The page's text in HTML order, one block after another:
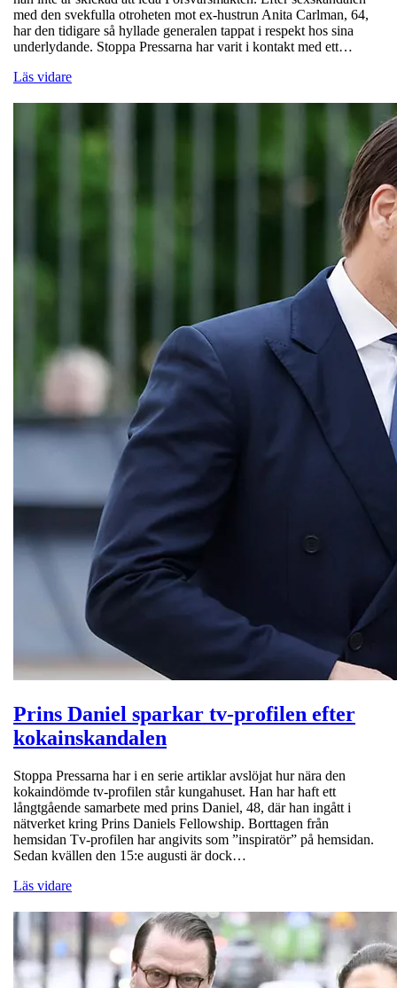
med den svekfulla otroheten mot ex-hustrun Anita Carlman, 64,
har den tidigare så hyllade generalen tappat i respekt hos sina
underlydande. Stoppa Pressarna har varit i kontakt med ett…
Läs vidare
Prins Daniel sparkar tv-profilen efter
kokainskandalen
Stoppa Pressarna har i en serie artiklar avslöjat hur nära den
kokaindömde tv-profilen står kungahuset. Han har haft ett
långtgående samarbete med prins Daniel, 48, där han ingått i
nätverket kring Prins Daniels Fellowship. Borttagen från
hemsidan Tv-profilen har angivits som ”inspiratör” på hemsidan.
Sedan kvällen den 15:e augusti är dock…
Läs vidare